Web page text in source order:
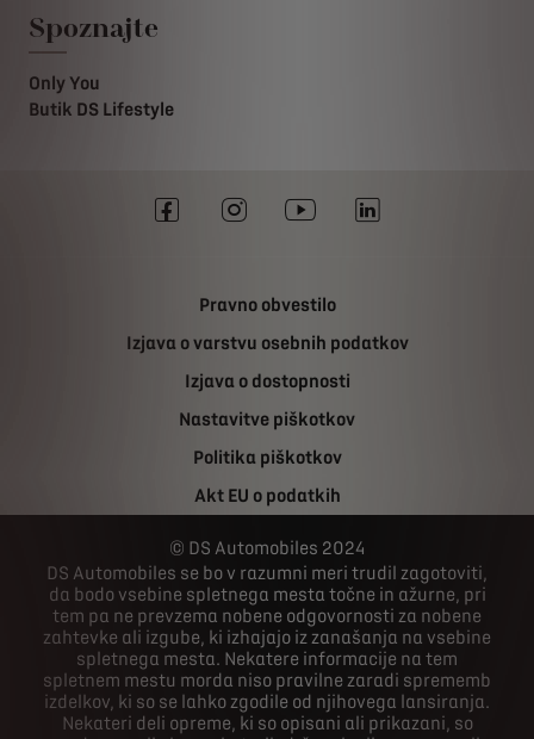
Spoznajte
Only You
Butik DS Lifestyle
Pravno obvestilo
Izjava o varstvu osebnih podatkov
Izjava o dostopnosti
Nastavitve piškotkov
Politika piškotkov
Akt EU o podatkih
DS Automobiles 2024
DS Automobiles se bo v razumni meri trudil zagotoviti,
da bodo vsebine spletnega mesta točne in ažurne, pri
tem pa ne prevzema nobene odgovornosti za nobene
zahtevke ali izgube, ki izhajajo iz zanašanja na vsebine
spletnega mesta. Nekatere informacije na tem
spletnem mestu morda niso pravilne zaradi sprememb
izdelkov, ki so se lahko zgodile od njihovega lansiranja.
Nekateri deli opreme, ki so opisani ali prikazani, so